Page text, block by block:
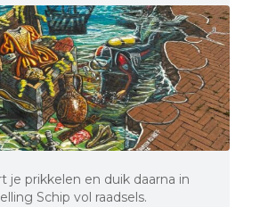
je prikkelen en duik daarna in
Schip vol raadsels.